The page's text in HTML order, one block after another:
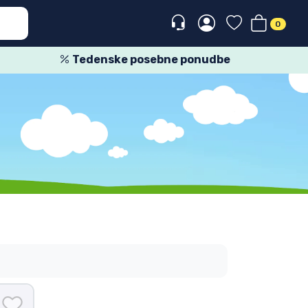
0
Tedenske posebne ponudbe